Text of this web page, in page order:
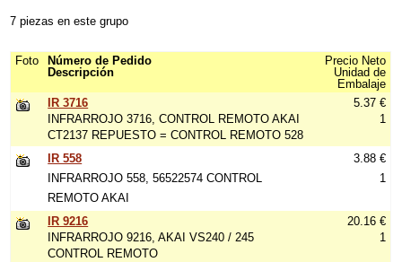
7 piezas en este grupo
Foto
Número de Pedido
Descripción
Precio Neto
Unidad de
Embalaje
IR 3716
INFRARROJO 3716, CONTROL REMOTO AKAI
CT2137 REPUESTO = CONTROL REMOTO 528
5.37 €
1
IR 558
INFRARROJO 558, 56522574 CONTROL
REMOTO AKAI
3.88 €
1
IR 9216
INFRARROJO 9216, AKAI VS240 / 245
CONTROL REMOTO
20.16 €
1